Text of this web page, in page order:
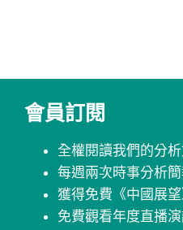
會員訂閱
全權閱讀我們的分
每週兩次時事分析
獲得免費《中國展
免費觀看年度直播